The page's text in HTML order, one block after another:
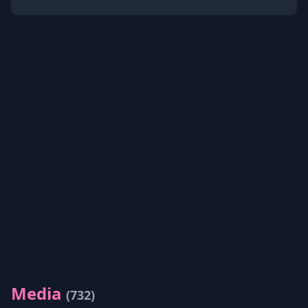
Media (732)